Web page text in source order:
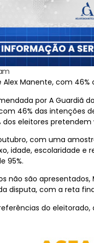
Manente, com 46%
por A Guardiã
46% das intenções
dos eleitores
com uma
escolaridade e
95%.
não são
disputa, com a reta
do